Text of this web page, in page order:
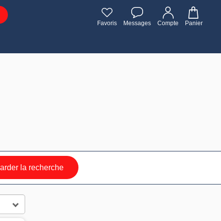
Favoris Messages Compte Panier
la recherche